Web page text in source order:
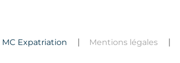
MC Expatriation Mentions légales